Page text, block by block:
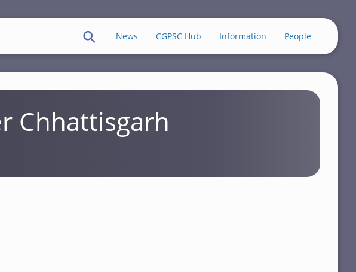
News CGPSC Hub Information People
Chhattisgarh